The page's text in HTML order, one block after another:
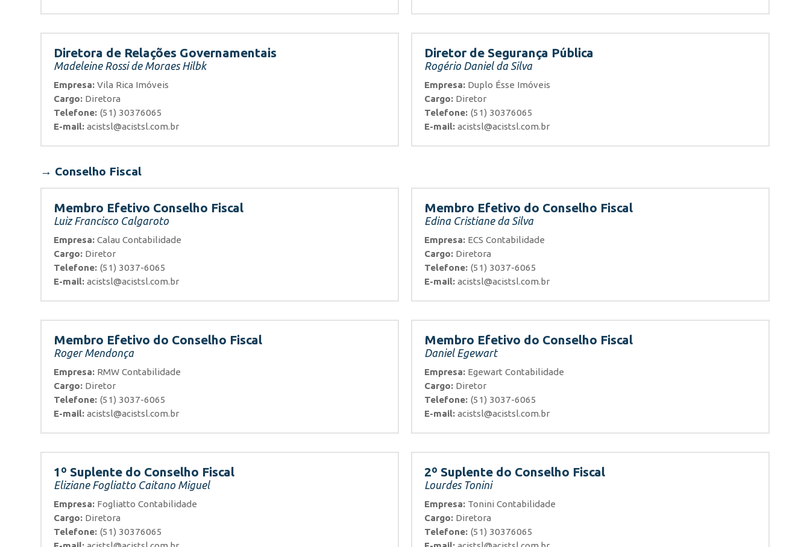
Diretora de Relações Governamentais
Madeleine Rossi de Moraes Hilbk
Empresa: Vila Rica Imóveis
Cargo: Diretora
Telefone: (51) 30376065
E-mail: acistsl@acistsl.com.br
Diretor de Segurança Pública
Rogério Daniel da Silva
Empresa: Duplo Ésse Imóveis
Cargo: Diretor
Telefone: (51) 30376065
E-mail: acistsl@acistsl.com.br
→ Conselho Fiscal
Membro Efetivo Conselho Fiscal
Luiz Francisco Calgaroto
Empresa: Calau Contabilidade
Cargo: Diretor
Telefone: (51) 3037-6065
E-mail: acistsl@acistsl.com.br
Membro Efetivo do Conselho Fiscal
Edina Cristiane da Silva
Empresa: ECS Contabilidade
Cargo: Diretora
Telefone: (51) 3037-6065
E-mail: acistsl@acistsl.com.br
Membro Efetivo do Conselho Fiscal
Roger Mendonça
Empresa: RMW Contabilidade
Cargo: Diretor
Telefone: (51) 3037-6065
E-mail: acistsl@acistsl.com.br
Membro Efetivo do Conselho Fiscal
Daniel Egewart
Empresa: Egewart Contabilidade
Cargo: Diretor
Telefone: (51) 3037-6065
E-mail: acistsl@acistsl.com.br
1º Suplente do Conselho Fiscal
Eliziane Fogliatto Caitano Miguel
Empresa: Fogliatto Contabilidade
Cargo: Diretora
Telefone: (51) 30376065
2º Suplente do Conselho Fiscal
Lourdes Tonini
Empresa: Tonini Contabilidade
Cargo: Diretora
Telefone: (51) 30376065